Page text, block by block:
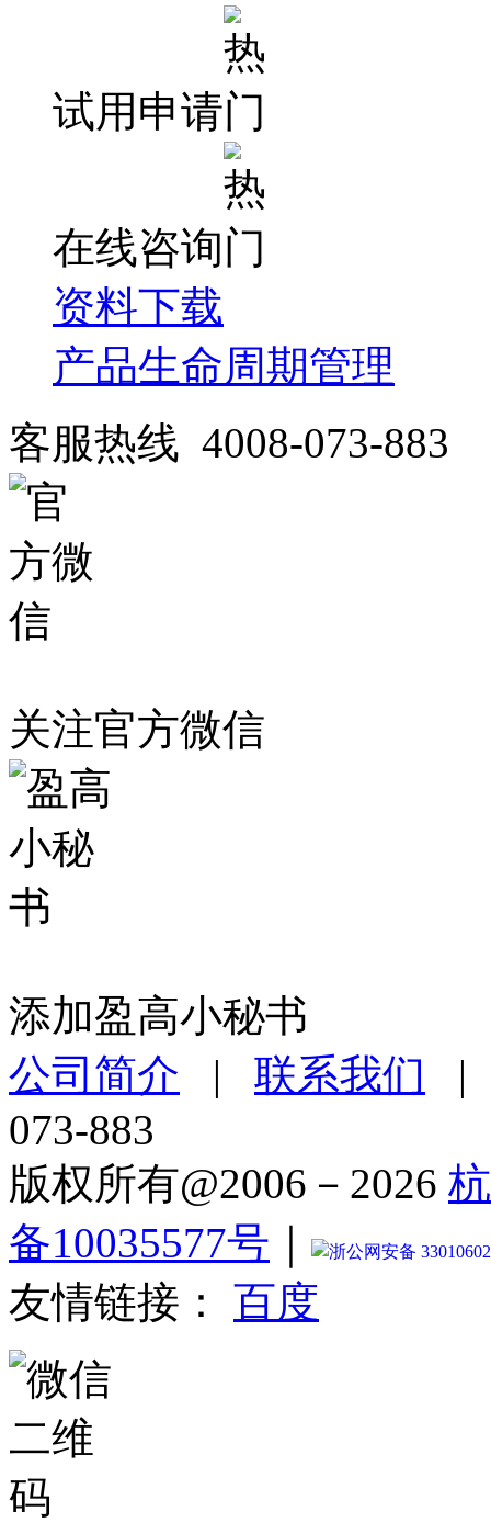
试用申请
在线咨询
资料下载
产品生命周期管理
客服热线 4008-073-883
关注官方微信
添加盈高小秘书
公司简介 | 联系我们
073-883
版权所有@2006－2026
备10035577号
浙公网安备
友情链接： 百度